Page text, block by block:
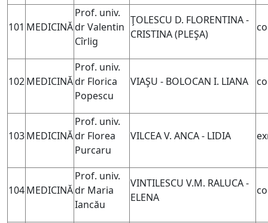
101 MEDICINĂ
Prof. univ.
dr Valentin
Cîrlig
ŢOLESCU D. FLORENTINA -
CRISTINA (PLEŞA)
102MEDICINĂ
Prof. univ.
dr Florica
Popescu
VIAŞU - BOLOCAN I. LIANA
103MEDICINĂ
Prof. univ.
dr Florea
Purcaru
VILCEA V. ANCA - LIDIA
104MEDICINĂ
Prof. univ.
dr Maria
Iancău
VINTILESCU V.M. RALUCA -
ELENA